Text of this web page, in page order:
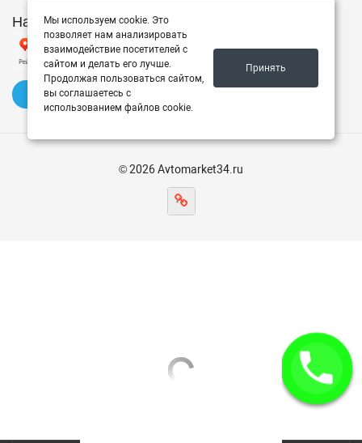
Наш рейтинг на Яндексе
✍️ Оставить отзыв
© 2026 Avtomarket34.ru
Мы используем cookie. Это
позволяет нам анализировать
взаимодействие посетителей с
сайтом и делать его лучше.
Продолжая пользоваться сайтом,
вы соглашаетесь с
использованием файлов cookie.
Принять